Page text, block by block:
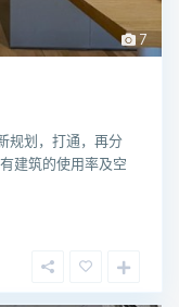
7
规划，打通，再分
建筑的使用率及空